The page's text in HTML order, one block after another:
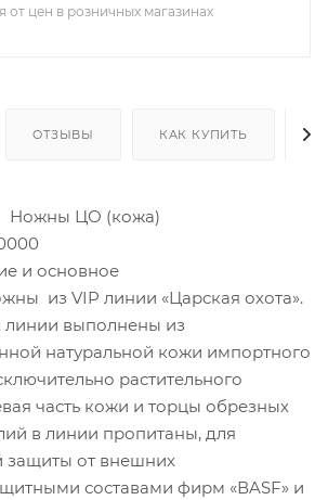
от цен в розничных магазинах
ОТЗЫВЫ КАК КУПИТЬ
Ножны ЦО (кожа)
и основное
из VIP линии «Царская охота».
линии выполнены из
натуральной кожи импортного
растительного
часть кожи и торцы обрезных
в линии пропитаны, для
защиты от внешних
составами фирм «ВASF» и